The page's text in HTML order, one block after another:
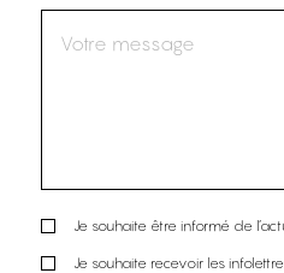
Je souhaite être informé de
Je souhaite recevoir les